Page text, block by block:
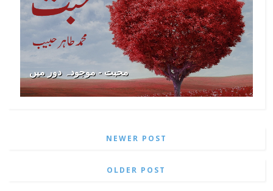
محبت - موجودہ دور میں
NEWER POST
OLDER POST